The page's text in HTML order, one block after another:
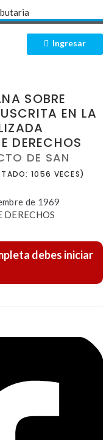
Ingresar
SOBRE
EN LA
DERECHOS
DE SAN
1056 VECES)
de 1969
DERECHOS
debes iniciar